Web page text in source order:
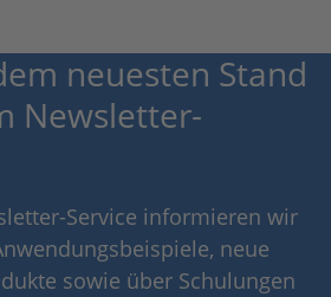
neuesten Stand
Newsletter-
Service informieren wir
neue
sowie über Schulungen